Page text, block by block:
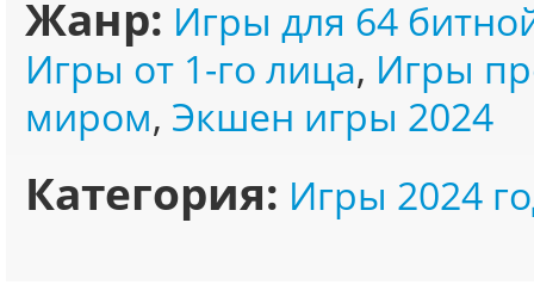
Жанр: Игры для 64
Игры от 1-го лица, Игры
миром, Экшен игры 2024
Категория: Игры 2024